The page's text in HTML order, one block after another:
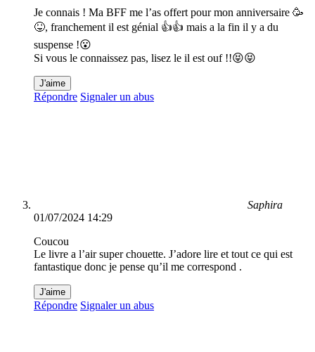
Je connais ! Ma BFF me l’as offert pour mon anniversaire 🥳
😝, franchement il est génial 👍👍 mais a la fin il y a du
suspense !😮
Si vous le connaissez pas, lisez le il est ouf !!😝😝
J'aime
Répondre Signaler un abus
Saphira
01/07/2024 14:29
Coucou
Le livre a l’air super chouette. J’adore lire et tout ce qui est
fantastique donc je pense qu’il me correspond .
J'aime
Répondre Signaler un abus